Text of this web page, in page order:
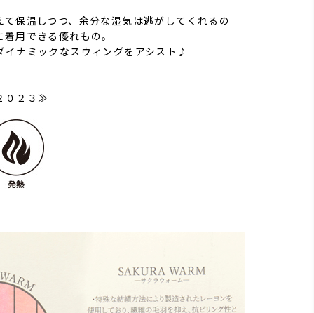
保温しつつ、余分な湿気は逃がしてくれるの
用できる優れもの。
イナミックなスウィングをアシスト♪
０２３≫